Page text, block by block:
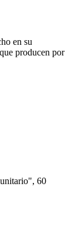
en su
producen por
60